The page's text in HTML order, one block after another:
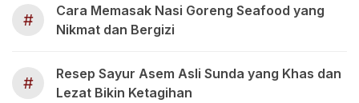
#
Cara Memasak Nasi Goreng Seafood yang
Nikmat dan Bergizi
#
Resep Sayur Asem Asli Sunda yang Khas dan
Lezat Bikin Ketagihan